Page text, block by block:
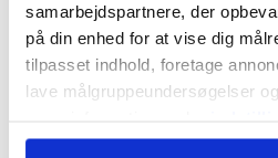
samarbejdspartnere, der
på din enhed for at vise dig
tilpasset indhold, foretage
lave målgruppeundersøgelser
persondatapolitik. Du kan altid
“It’s easy to get distracted
of (usually negative)
and especially in times of